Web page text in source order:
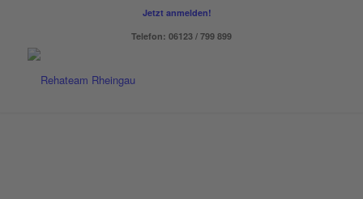
Jetzt anmelden!
Telefon: 06123 / 799 899